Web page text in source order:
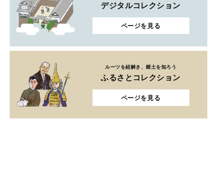
デジタルコレクション
ページを見る
ルーツを紐解き、郷土を知ろう
ふるさとコレクション
ページを見る